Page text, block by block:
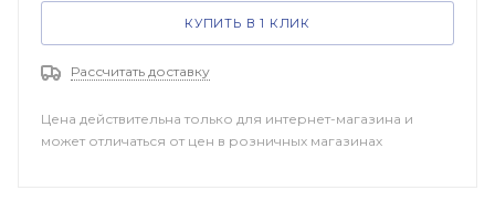
КУПИТЬ В 1 КЛИК
Рассчитать доставку
Цена действительна только для интернет-магазина и
может отличаться от цен в розничных магазинах